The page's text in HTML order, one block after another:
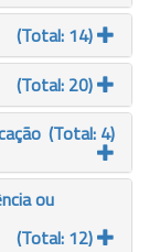
(Total: 14)
(Total: 20)
(Total: 4)
ou
(Total: 12)